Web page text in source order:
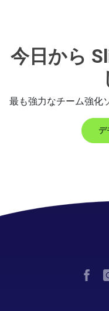
今日から
最も強力なチーム強化
デ